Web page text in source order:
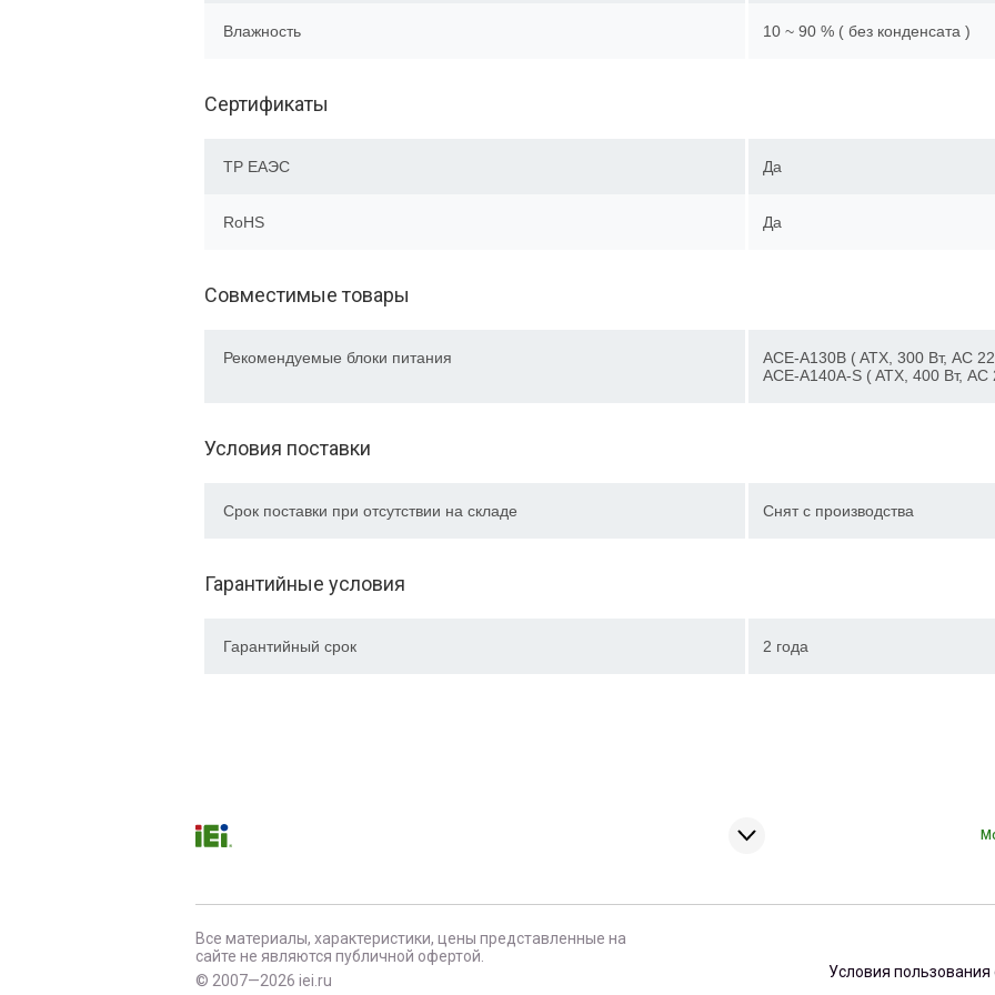
Влажность 10 ~ 90 % ( без конденсата )
Сертификаты
ТР EAЭC Да
RoHS Да
Совместимые товары
Рекомендуемые блоки питания
ACE-A130B ( ATX, 300 Вт, AC
ACE-A140A-S ( ATX, 400 Вт,
Условия поставки
Срок поставки при отсутствии на складе Снят с производства
Гарантийные условия
Гарантийный срок 2 года
Все материалы, характеристики, цены представленные на
сайте не являются публичной офертой.
© 2007—2026 iei.ru
Условия пользования